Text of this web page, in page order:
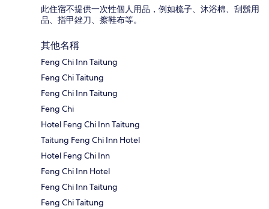
此住宿不提供一次性個人用品，例如梳子、沐浴棉、刮鬍用
品、指甲銼刀、擦鞋布等。
其他名稱
Feng Chi Inn Taitung
Feng Chi Taitung
Feng Chi Inn Taitung
Feng Chi
Hotel Feng Chi Inn Taitung
Taitung Feng Chi Inn Hotel
Hotel Feng Chi Inn
Feng Chi Inn Hotel
Feng Chi Inn Taitung
Feng Chi Taitung